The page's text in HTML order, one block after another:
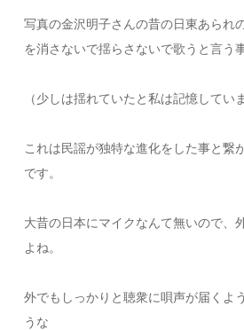
写真の金沢明子さんの昔の日東あられ
を消さないで揺らさないで歌うと言う
（少しは揺れていたと私は記憶してい
これは民謡が独特な進化をした事と繋
です。
大昔の日本にマイクなんて無いので、
よね。
外でもしっかりと聴衆に唄声が届くよ
うな